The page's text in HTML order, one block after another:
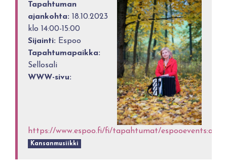
Tapahtuman
ajankohta: 18.10.2023
klo 14:00-15:00
Sijainti: Espoo
Tapahtumapaikka:
Sellosali
WWW-sivu:
https://www.espoo.fi/fi/tapahtumat/
Kansanmusiikki